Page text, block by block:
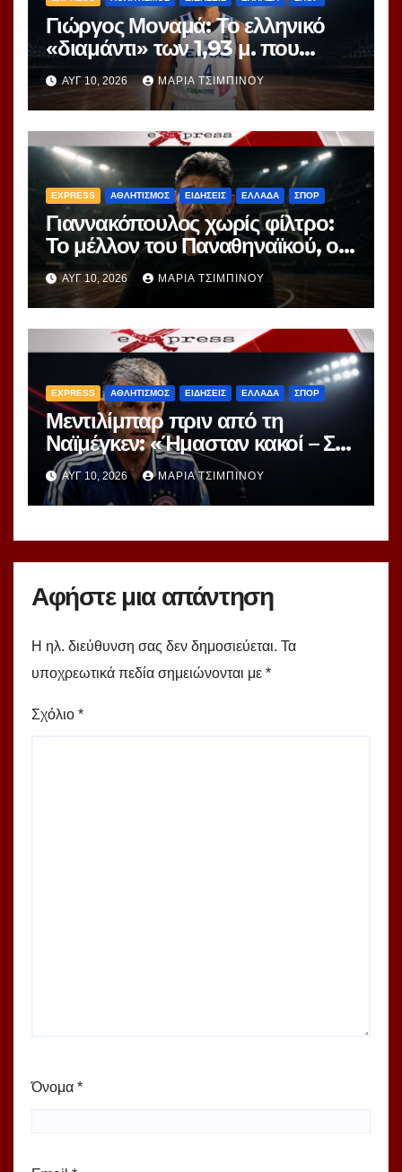
Γιώργος Μοναμά: Το ελληνικό
«διαμάντι» των 1,93 μ. που
ξεχωρίζει στο EuroBasket U16
ΑΥΓ 10, 2026 ΜΑΡΊΑ ΤΣΙΜΠΙΝΟΎ
EXPRESS ΑΘΛΗΤΙΣΜΟΣ ΕΙΔΗΣΕΙΣ ΕΛΛΑΔΑ ΣΠΟΡ
Γιαννακόπουλος χωρίς φίλτρο:
Το μέλλον του Παναθηναϊκού, ο
Ομπράντοβιτς, ο Γιόκιτς και η
παραδοχή για Μποντιρόγκα
ΑΥΓ 10, 2026 ΜΑΡΊΑ ΤΣΙΜΠΙΝΟΎ
EXPRESS ΑΘΛΗΤΙΣΜΟΣ ΕΙΔΗΣΕΙΣ ΕΛΛΑΔΑ ΣΠΟΡ
Μεντιλίμπαρ πριν από τη
Ναϊμέγκεν: «Ήμασταν κακοί – Στη
ρεβάνς μετρά μόνο η νίκη»
ΑΥΓ 10, 2026 ΜΑΡΊΑ ΤΣΙΜΠΙΝΟΎ
Αφήστε μια απάντηση
Η ηλ. διεύθυνση σας δεν δημοσιεύεται. Τα
υποχρεωτικά πεδία σημειώνονται με *
Σχόλιο *
Όνομα *